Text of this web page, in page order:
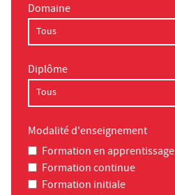
Domaine
Diplôme
Modalité d'enseignement
Formation en apprentissage
Formation continue
Formation initiale